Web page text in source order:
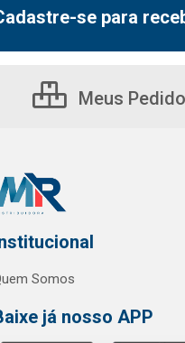
se para
Meus
Somos
já nosso APP